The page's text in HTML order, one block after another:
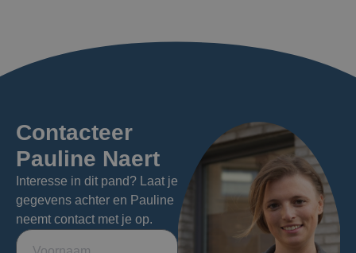
Contacteer
Pauline Naert
Interesse in dit pand? Laat je
gegevens achter en Pauline
neemt contact met je op.